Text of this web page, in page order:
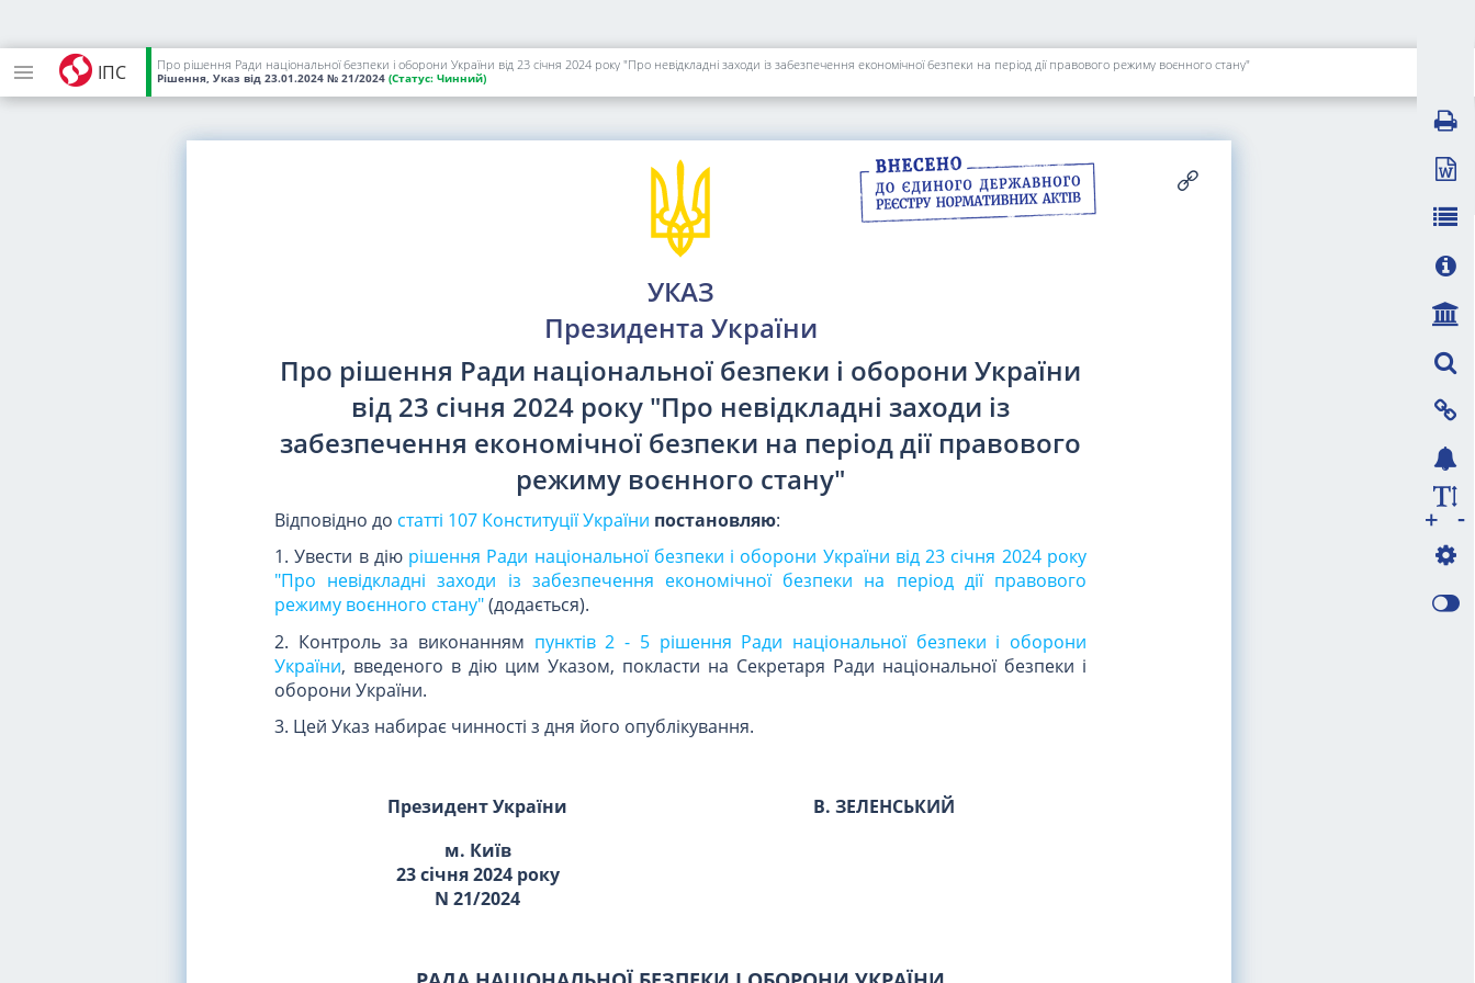
ІПС Про рішення Ради національної безпеки і оборони України від 23 січня 2024 року "Про невідкладні заходи із забезпечення економічної безпеки на період дії правового режиму воєнного стану"
Рішення, Указ від 23.01.2024 № 21/2024 (Статус: Чинний)
УКАЗ
Президента України
Про рішення Ради національної безпеки і оборони України
від 23 січня 2024 року "Про невідкладні заходи із
забезпечення економічної безпеки на період дії правового
режиму воєнного стану"
Відповідно до статті 107 Конституції України постановляю:
1. Увести в дію рішення Ради національної безпеки і оборони України від 23 січня 2024 року
"Про невідкладні заходи із забезпечення економічної безпеки на період дії правового
режиму воєнного стану"(додається).
2. Контроль за виконанням пунктів 2 - 5 рішення Ради національної безпеки і оборони
України, введеного в дію цим Указом, покласти на Секретаря Ради національної безпеки і
оборони України.
3. Цей Указ набирає чинності з дня його опублікування.
Президент України
В. ЗЕЛЕНСЬКИЙ
м. Київ
23 січня 2024 року
N 21/2024
-
+